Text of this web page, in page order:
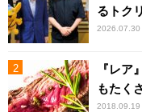
るトク
2026.07.30
『レア
もたく
2018.09.19